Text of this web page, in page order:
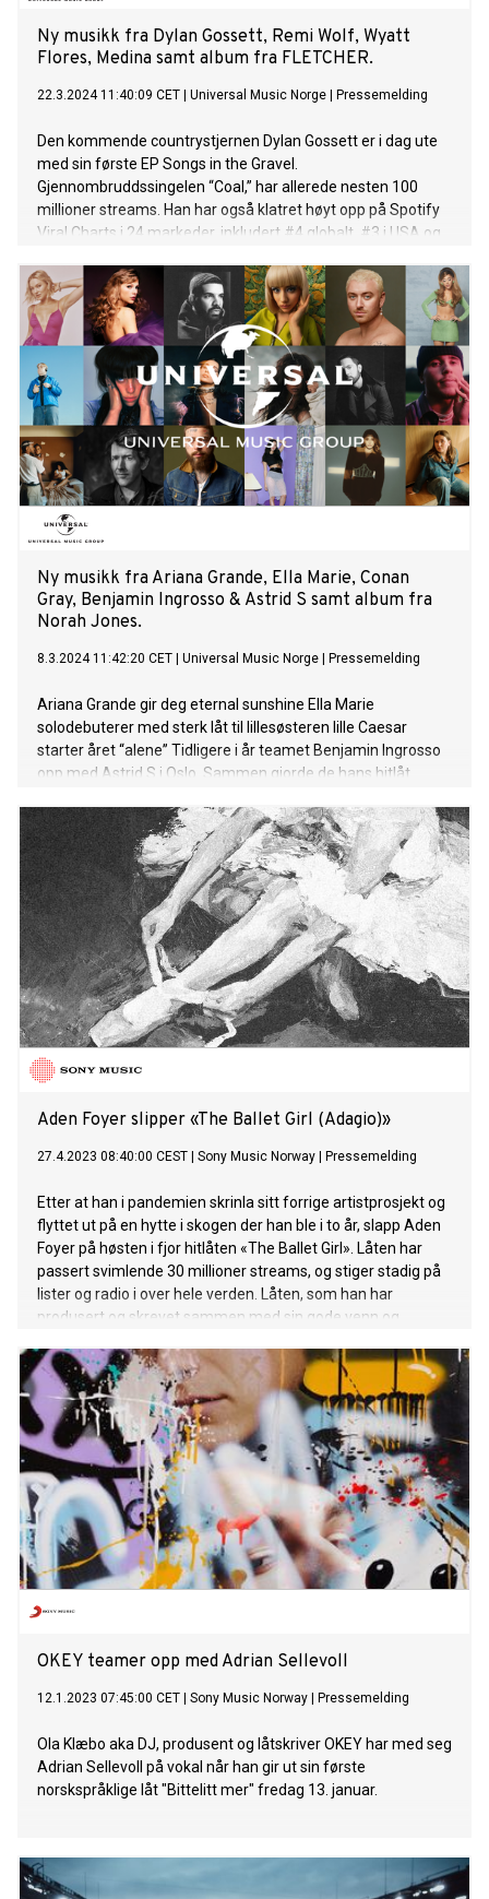
Ny musikk fra Dylan Gossett, Remi Wolf, Wyatt
Flores, Medina samt album fra FLETCHER.
22.3.2024 11:40:09 CET Universal Music Norge Pressemelding
Den kommende countrystjernen Dylan Gossett er i dag ute
med sin første EP Songs in the Gravel.
Gjennombruddssingelen “Coal,” har allerede nesten 100
millioner streams. Han har også klatret høyt opp på Spotify
Viral Charts i 24 markeder, inkludert #4 globalt, #3 i USA og
Sverige. Norgesaktuelle FLETCHER slapp i dag sitt nye album
In Search Of An Antidote. Albumet følger opp hennes debut
Girl Of My Dreams fra 2022 og EPen THE S(EX) TAPES fra
2020. 16. april spiller hun for et utsolgt Sentrum Scene i
Oslo. Remi Wolf, 28-åringen fra California, som i 2021
debuterte med albumet Juno, er ute med den nye låten
“Cinderella”. Låten er første smakebit ut fra hennes nye
album og i klassisk Remi Wolf stil: I wanted the song to have
a sense of 70s nostalgia while still feeling like a record made
today. And I wanted to make something where you can’t
help but dance and move and feel good while listening. I
recorded this at Electric Lady in New Yor
Ny musikk fra Ariana Grande, Ella Marie, Conan
Gray, Benjamin Ingrosso & Astrid S samt album fra
Norah Jones.
8.3.2024 11:42:20 CET Universal Music Norge Pressemelding
Ariana Grande gir deg eternal sunshine Ella Marie
solodebuterer med sterk låt til lillesøsteren lille Caesar
starter året “alene” Tidligere i år teamet Benjamin Ingrosso
opp med Astrid S i Oslo. Sammen gjorde de hans hitlåt
Etter mange meldinger og ønsker fra fans om å slippe “Kite”,
har de endelig blitt hørt! I dag overrasket de fansen med å
slippe den akustiske versjonen også på Spotify.
Originalversjonen av låten har toppet den svenske hitlisten
og vært inne i Topp 50 i Norge. “Kite” nærmer seg åtte
millioner streams og er listet på NRK P3 og NRJ. I april
kommer Benjamin til Oslo og spiller to utsolgte konserter på
Sentrum Secene. Ni ganger Grammy-vinner Norah Jones
slipper i dag sitt niende solo studioalbum Visions, et
samarbeid med produsenten og multi-instrumentalisten
Leon Michels. Hun slipper også en musikkvideo for låten
“Paradise”, regissert av Joelle Grace Taylor. Visions er en
Aden Foyer slipper «The Ballet Girl (Adagio)»
27.4.2023 08:40:00 CEST Sony Music Norway Pressemelding
Etter at han i pandemien skrinla sitt forrige artistprosjekt og
flyttet ut på en hytte i skogen der han ble i to år, slapp Aden
Foyer på høsten i fjor hitlåten «The Ballet Girl». Låten har
passert svimlende 30 millioner streams, og stiger stadig på
lister og radio i over hele verden. Låten, som han har
produsert og skrevet sammen med sin gode venn og
#8 på den globale «Viral Top 50», gikk inn på charts i hele
Norden, og har ligget inne i topp 50 på den norske
Spotifylisten siden slipp. I tillegg er «The Ballet Girl» nå #127
på Spotifys toppliste i Frankrike, #4 på radiolisten i Norge
(har vært topp fem i flere uker), spilles på P1,P3, mp3, NRJ,
Topp 40 og P5, og er per dags dato også #1 på Shazam i
Norge. Musikkvideoen som forteller historien om han selv og
hvordan han etter mange år i musikkbransjen endelig fant
sin stemme, har han også laget selv, og har per dags dato
over 2 millioner views. Nå kommer endelig den etterlengt
OKEY teamer opp med Adrian Sellevoll
12.1.2023 07:45:00 CET Sony Music Norway Pressemelding
Ola Klæbo aka DJ, produsent og låtskriver OKEY har med seg
Adrian Sellevoll på vokal når han gir ut sin første
norskspråklige låt "Bittelitt mer" fredag 13. januar.